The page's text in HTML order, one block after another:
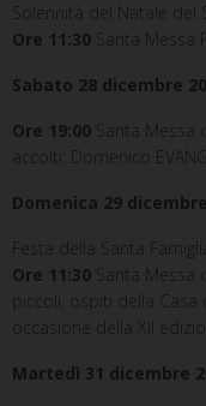
Solennità del Natale del
Ore 11:30 Santa Messa
Sabato 28 dicembre
Ore 19:00 Santa Messa
accolti: Domenico
Domenica 29
Festa della Santa
Ore 11:30 Santa Messa
piccoli, ospiti della Casa
occasione della XII
Martedì 31 dicembre